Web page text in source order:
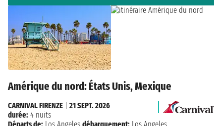
Amérique du nord: États Unis, Mexique
CARNIVAL FIRENZE
21 SEPT. 2026
durée: 4 nuits